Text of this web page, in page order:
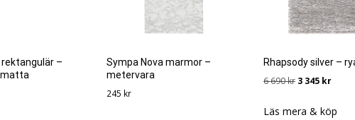
–
Sympa Nova marmor –
metervara
245 kr
Rhapsody silver –
6 690kr Det
priset
3 345 krDet
priset
Läs mera & köp